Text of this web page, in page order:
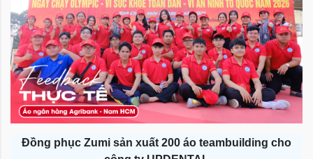
Đồng phục Zumi sản xuất 200 áo teambuilding cho